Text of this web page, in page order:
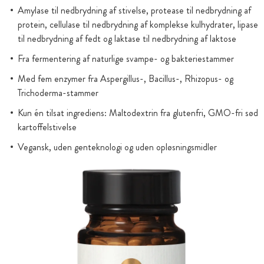
Amylase til nedbrydning af stivelse, protease til nedbrydning af
protein, cellulase til nedbrydning af komplekse kulhydrater, lipase
til nedbrydning af fedt og laktase til nedbrydning af laktose
Fra fermentering af naturlige svampe- og bakteriestammer
Med fem enzymer fra Aspergillus-, Bacillus-, Rhizopus- og
Trichoderma-stammer
Kun én tilsat ingrediens: Maltodextrin fra glutenfri, GMO-fri sød
kartoffelstivelse
Vegansk, uden genteknologi og uden opløsningsmidler